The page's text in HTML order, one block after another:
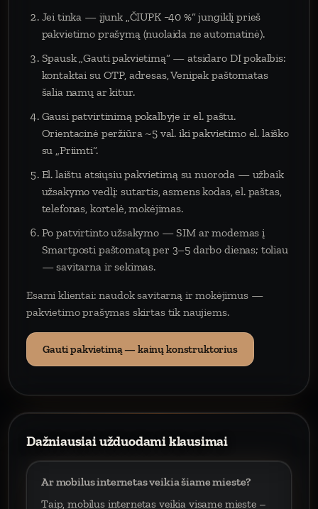
Jei tinka — įjunk „ČIUPK −40 %“ jungiklį prieš
pakvietimo prašymą (nuolaida ne automatinė).
Spausk „Gauti pakvietimą“ — atsidaro DI pokalbis:
kontaktai su OTP, adresas, Venipak paštomatas
šalia namų ar kitur.
Gausi patvirtinimą pokalbyje ir el. paštu.
Orientacinė peržiūra ~5 val. iki pakvietimo el. laiško
su „Priimti“.
El. laištu atsiųsiu pakvietimą su nuoroda — užbaik
užsakymo vedlį: sutartis, asmens kodas, el. paštas,
telefonas, kortelė, mokėjimas.
Po patvirtinto užsakymo — SIM ar modemas į
Smartposti paštomatą per 3–5 darbo dienas; toliau
— savitarna ir sekimas.
Esami klientai: naudok savitarną ir mokėjimus —
pakvietimo prašymas skirtas tik naujiems.
Gauti pakvietimą — kainų konstruktorius
Dažniausiai užduodami klausimai
Ar mobilus internetas veikia šiame mieste?
Taip, mobilus internetas veikia visame mieste –